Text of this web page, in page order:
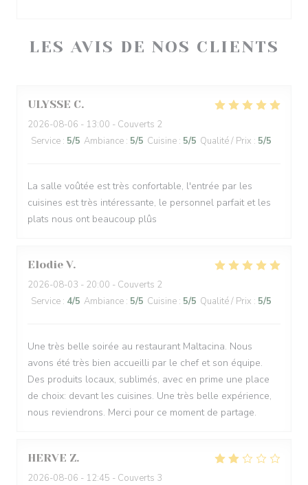
LES AVIS DE NOS CLIENTS
ULYSSE C
2026-08-06 - 13:00 - Couverts 2
Service : 5/5 Ambiance : 5/5 Cuisine : 5/5 Qualité / Prix : 5/5
La salle voûtée est très confortable, l'entrée par les
cuisines est très intéressante, le personnel parfait et les
plats nous ont beaucoup plûs
Elodie V
2026-08-03 - 20:00 - Couverts 2
Service : 4/5 Ambiance : 5/5 Cuisine : 5/5 Qualité / Prix : 5/5
Une très belle soirée au restaurant Maltacina. Nous
avons été très bien accueilli par le chef et son équipe.
Des produits locaux, sublimés, avec en prime une place
de choix: devant les cuisines. Une très belle expérience,
nous reviendrons. Merci pour ce moment de partage.
HERVE Z
2026-08-06 - 12:45 - Couverts 3